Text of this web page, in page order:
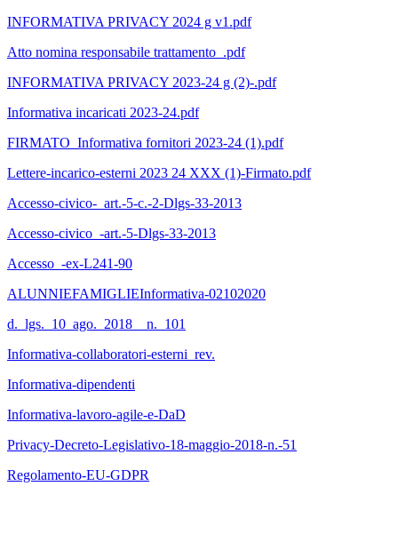
INFORMATIVA PRIVACY 2024 g v1.pdf
Atto nomina responsabile trattamento_.pdf
INFORMATIVA PRIVACY 2023-24 g (2)-.pdf
Informativa incaricati 2023-24.pdf
FIRMATO_Informativa fornitori 2023-24 (1).pdf
Lettere-incarico-esterni 2023 24 XXX (1)-Firmato.pdf
Accesso-civico-_art.-5-c.-2-Dlgs-33-2013
Accesso-civico_-art.-5-Dlgs-33-2013
Accesso_-ex-L241-90
ALUNNIEFAMIGLIEInformativa-02102020
d._lgs._10_ago._2018__n._101
Informativa-collaboratori-esterni_rev.
Informativa-dipendenti
Informativa-lavoro-agile-e-DaD
Privacy-Decreto-Legislativo-18-maggio-2018-n.-51
Regolamento-EU-GDPR